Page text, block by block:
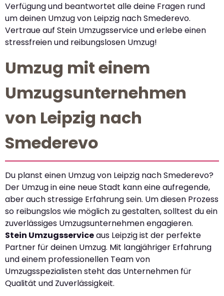
Verfügung und beantwortet alle deine Fragen rund
um deinen Umzug von Leipzig nach Smederevo.
Vertraue auf Stein Umzugsservice und erlebe einen
stressfreien und reibungslosen Umzug!
Umzug mit einem
Umzugsunternehmen
von Leipzig nach
Smederevo
Du planst einen Umzug von Leipzig nach Smederevo?
Der Umzug in eine neue Stadt kann eine aufregende,
aber auch stressige Erfahrung sein. Um diesen Prozess
so reibungslos wie möglich zu gestalten, solltest du ein
zuverlässiges Umzugsunternehmen engagieren.
Stein Umzugsserviceaus Leipzig ist der perfekte
Partner für deinen Umzug. Mit langjähriger Erfahrung
und einem professionellen Team von
Umzugsspezialisten steht das Unternehmen für
Qualität und Zuverlässigkeit.